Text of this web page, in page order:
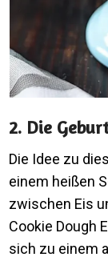
2. Die
Die Idee zu
einem heißen
zwischen Eis
Cookie Dough
sich zu einem